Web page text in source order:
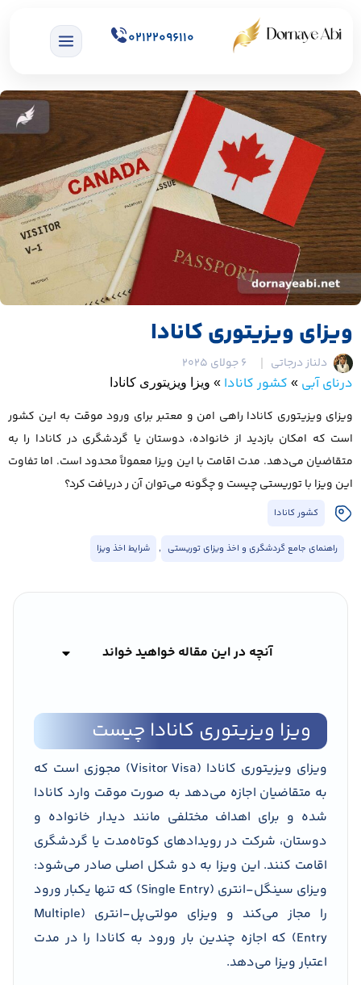
02122096110
ویزای ویزیتوری کانادا
دلناز درجاتی 6 جولای 2025
درنای آبی » کشور کانادا » ویزا ویزیتوری کانادا
ویزای ویزیتوری کانادا راهی امن و معتبر برای ورود موقت به این کشور
است که امکان بازدید از خانواده، دوستان یا گردشگری در کانادا را به
متقاضیان می‌دهد. مدت اقامت با این ویزا معمولاً محدود است. اما تفاوت
این ویزا با توریستی چیست و چگونه می‌توان آن ر دریافت کرد؟
کشور کانادا
راهنمای جامع گردشگری و اخذ ویزای توریستی , شرایط اخذ ویزا
آنچه در این مقاله خواهید خواند
ویزا ویزیتوری کانادا چیست
ویزای ویزیتوری کانادا (Visitor Visa) مجوزی است که
به متقاضیان اجازه می‌دهد به صورت موقت وارد کانادا
شده و برای اهداف مختلفی مانند دیدار خانواده و
دوستان، شرکت در رویدادهای کوتاه‌مدت یا گردشگری
اقامت کنند. این ویزا به دو شکل اصلی صادر می‌شود:
ویزای سینگل‌-انتری (Single Entry) که تنها یکبار ورود
را مجاز می‌کند و ویزای مولتی‌پل-انتری (Multiple
Entry) که اجازه چندین بار ورود به کانادا را در مدت
اعتبار ویزا می‌دهد.